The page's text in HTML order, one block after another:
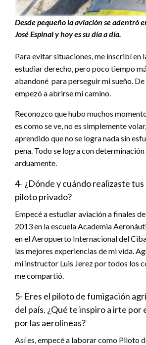
Desde pequeño la aviación se adentró
José Espinal y hoy es su día a día.
Para evitar situaciones, me inscribí en
estudiar derecho, pero poco tiempo
abandoné para perseguir mi sueño. De
empezó a abrirse mi camino.
Reconozco que hubo muchos
es como se ve, no es simplemente
aprendido que no se logra nada sin
pena. Todo se logra con
arduamente.
4- ¿Dónde y cuándo realizaste
piloto privado?
Empecé a estudiar aviación a finales
2013 en la escuela Academia
en el Aeropuerto Internacional del
las mejores experiencias de mi vida.
mi instructor Luis Jerez por todos los
me compartió.
5- Eres el piloto de fumigación
del país. ¿Qué te inspiro a irte por
por las aerolíneas?
Así es, empecé a laborar como Piloto